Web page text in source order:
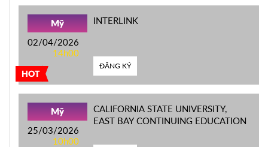
HOT
Mỹ
02/04/2026
14h00
INTERLINK
ĐĂNG KÝ
Mỹ
25/03/2026
10h00
CALIFORNIA STATE UNIVERSITY,
EAST BAY CONTINUING EDUCATION